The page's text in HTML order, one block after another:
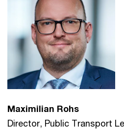
Maximilian Rohs
Director, Public Transport